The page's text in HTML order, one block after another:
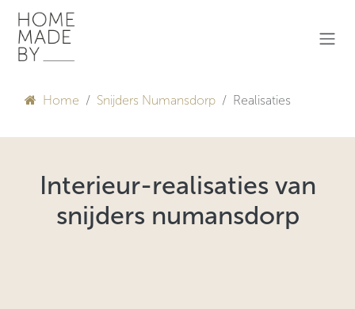
Overslaan naar inhoud
Home Snijders Numansdorp Realisaties
Interieur-realisaties van
snijders numansdorp